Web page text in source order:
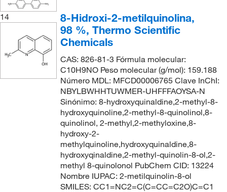
14
8-Hidroxi-2-metilquinolina,
98 %, Thermo Scientific
Chemicals
CAS: 826-81-3 Fórmula molecular:
C10H9NO Peso molecular (g/mol): 159.188
Número MDL: MFCD00006765 Clave InChI:
NBYLBWHHTUWMER-UHFFFAOYSA-N
Sinónimo: 8-hydroxyquinaldine,2-methyl-8-
hydroxyquinoline,2-methyl-8-quinolinol,8-
quinolinol, 2-methyl,2-methyloxine,8-
hydroxy-2-
methylquinoline,hydroxyquinaldine,8-
hydroxyqinaldine,2-methyl-quinolin-8-ol,2-
methyl 8-quinolonol PubChem CID: 13224
Nombre IUPAC: 2-metilquinolin-8-ol
SMILES: CC1=NC2=C(C=CC=C2O)C=C1